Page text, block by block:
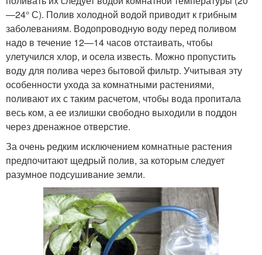
—24° С). Полив холодной водой приводит к грибным
заболеваниям. Водопроводную воду перед поливом
надо в течение 12—14 часов отстаивать, чтобы
улетучился хлор, и осела известь. Можно пропустить
воду для полива через бытовой фильтр. Учитывая эту
особенности ухода за комнатными растениями,
поливают их с таким расчетом, чтобы вода пропитала
весь ком, а ее излишки свободно выходили в поддон
через дренажное отверстие.
За очень редким исключением комнатные растения
предпочитают щедрый полив, за которым следует
разумное подсушивание земли.